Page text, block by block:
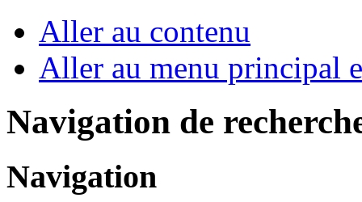
Aller au contenu
Aller au menu principal
Navigation de
Navigation